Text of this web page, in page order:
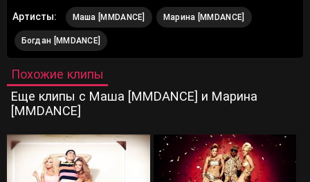
Артисты: Маша [MMDANCE] Марина [MMDANCE]
Богдан [MMDANCE]
Похожие клипы
Еще клипы с Маша [MMDANCE] и Марина
[MMDANCE]